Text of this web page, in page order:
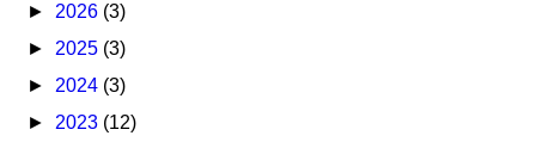
► 2026 (3)
► 2025 (3)
► 2024 (3)
► 2023 (12)